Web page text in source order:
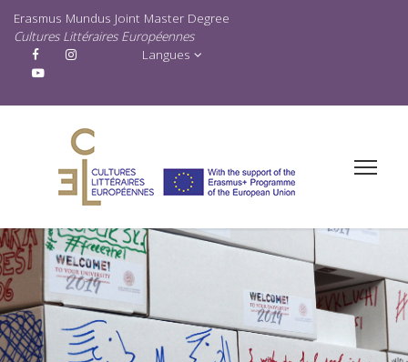
Erasmus Mundus Joint Master Degree
Cultures Littéraires Européennes
Langues